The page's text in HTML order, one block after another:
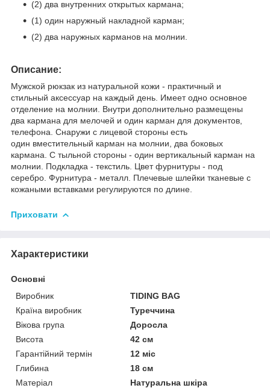
(2) два внутренних открытых кармана;
(1) один наружный накладной карман;
(2) два наружных карманов на молнии.
Описание:
Мужской рюкзак из натуральной кожи - практичный и
стильный аксессуар на каждый день. Имеет одно основное
отделение на молнии. Внутри дополнительно размещены
два кармана для мелочей и один карман для документов,
телефона. Снаружи с лицевой стороны есть
один вместительный карман на молнии, два боковых
кармана. С тыльной стороны - один вертикальный карман на
молнии. Подкладка - текстиль. Цвет фурнитуры - под
серебро. Фурнитура - металл. Плечевые шлейки тканевые с
кожаными вставками регулируются по длине.
Приховати
Характеристики
Основні
Виробник
TIDING BAG
Країна виробник
Туреччина
Вікова група
Доросла
Висота
42 см
Гарантійний термін
12 міс
Глибина
18 см
Матеріал
Натуральна шкіра